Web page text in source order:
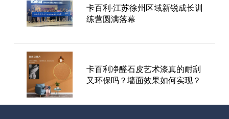
艺涂装丨卡百利叶显：十年深
耕，艺筑南通
卡百利·江苏徐州区域新锐成长训
练营圆满落幕
卡百利净醛石皮艺术漆真的耐刮
又环保吗？墙面效果如何实现？